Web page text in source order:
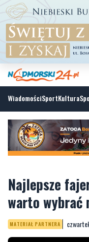
WiadomościSportKultura
Najlepsze
warto wybrać
MATERIAŁ PARTNERA